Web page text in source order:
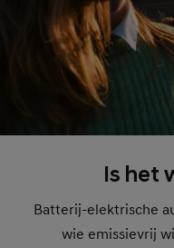
Is het
Batterij-elektrische
wie emissievrij